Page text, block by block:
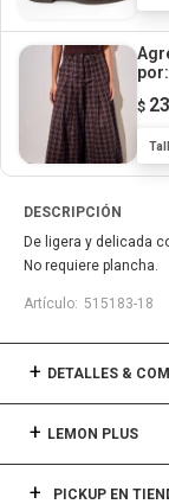
por:
$
DESCRIPCIÓN
De ligera y delicada
No requiere plancha.
515183-18
DETALLES &
LEMON PLUS
PICKUP EN